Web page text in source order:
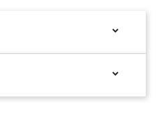

